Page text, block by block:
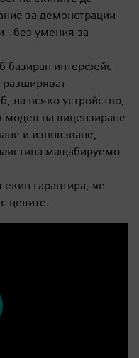
за демонстрации
- без умения за
базиран интерфейс
разширяват
на всяко устройство,
на лицензиране
и използване,
мащабируемо
гарантира, че
целите.